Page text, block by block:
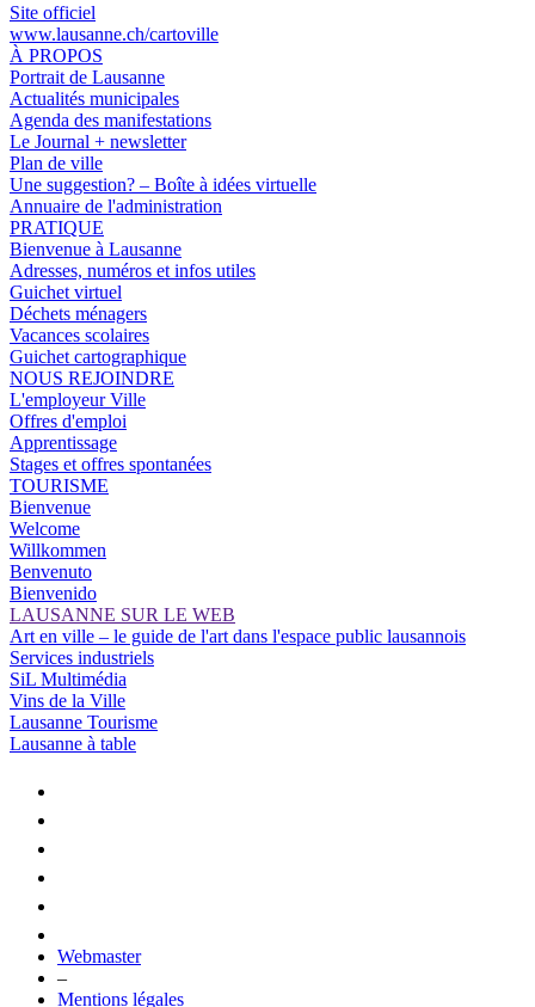
Site officiel
www.lausanne.ch/cartoville
À PROPOS
Portrait de Lausanne
Actualités municipales
Agenda des manifestations
Le Journal + newsletter
Plan de ville
Une suggestion? – Boîte à idées virtuelle
Annuaire de l'administration
PRATIQUE
Bienvenue à Lausanne
Adresses, numéros et infos utiles
Guichet virtuel
Déchets ménagers
Vacances scolaires
Guichet cartographique
NOUS REJOINDRE
L'employeur Ville
Offres d'emploi
Apprentissage
Stages et offres spontanées
TOURISME
Bienvenue
Welcome
Willkommen
Benvenuto
Bienvenido
LAUSANNE SUR LE WEB
Art en ville – le guide de l'art dans l'espace public lausannois
Services industriels
SiL Multimédia
Vins de la Ville
Lausanne Tourisme
Lausanne à table
Webmaster
–
Mentions légales